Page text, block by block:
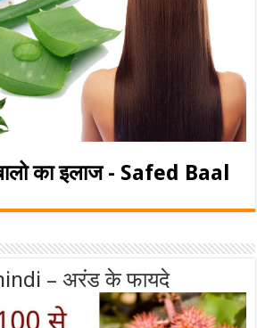
का इलाज - Safed Baal
– अरंड के फायदे